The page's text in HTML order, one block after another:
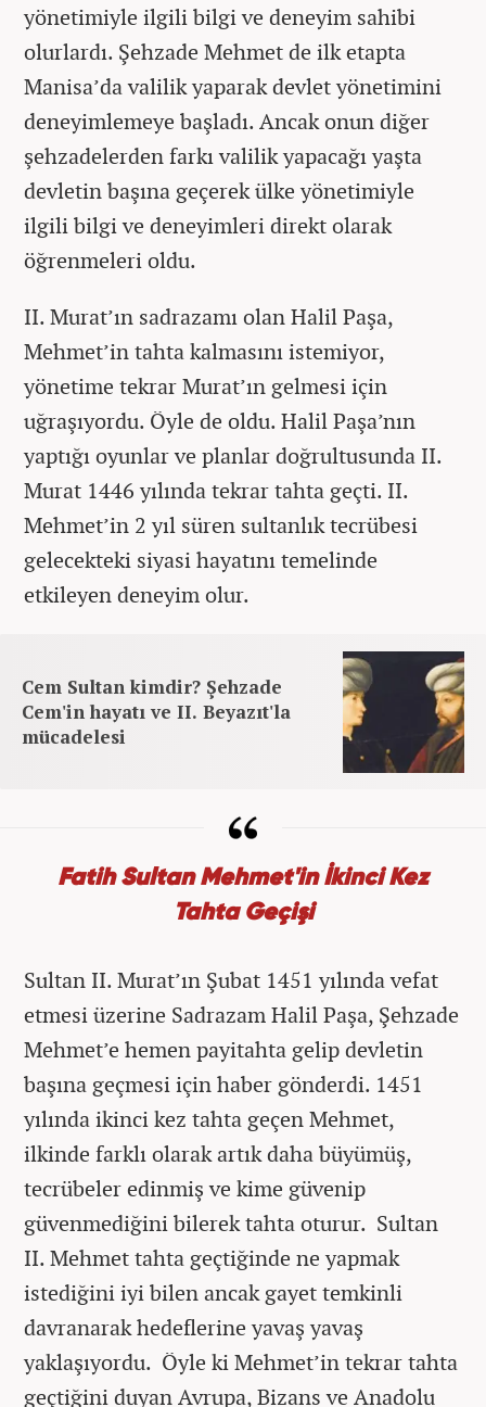
yönetimiyle ilgili bilgi ve deneyim sahibi
olurlardı. Şehzade Mehmet de ilk etapta
Manisa’da valilik yaparak devlet yönetimini
deneyimlemeye başladı. Ancak onun diğer
şehzadelerden farkı valilik yapacağı yaşta
devletin başına geçerek ülke yönetimiyle
ilgili bilgi ve deneyimleri direkt olarak
öğrenmeleri oldu.
II. Murat’ın sadrazamı olan Halil Paşa,
Mehmet’in tahta kalmasını istemiyor,
yönetime tekrar Murat’ın gelmesi için
uğraşıyordu. Öyle de oldu. Halil Paşa’nın
yaptığı oyunlar ve planlar doğrultusunda II.
Murat 1446 yılında tekrar tahta geçti. II.
Mehmet’in 2 yıl süren sultanlık tecrübesi
gelecekteki siyasi hayatını temelinde
etkileyen deneyim olur.
Cem Sultan kimdir? Şehzade
Cem'in hayatı ve II. Beyazıt'la
mücadelesi
Fatih Sultan Mehmet'in İkinci Kez
Tahta Geçişi
Sultan II. Murat’ın Şubat 1451 yılında vefat
etmesi üzerine Sadrazam Halil Paşa, Şehzade
Mehmet’e hemen payitahta gelip devletin
başına geçmesi için haber gönderdi. 1451
yılında ikinci kez tahta geçen Mehmet,
ilkinde farklı olarak artık daha büyümüş,
tecrübeler edinmiş ve kime güvenip
güvenmediğini bilerek tahta oturur. Sultan
II. Mehmet tahta geçtiğinde ne yapmak
istediğini iyi bilen ancak gayet temkinli
davranarak hedeflerine yavaş yavaş
yaklaşıyordu. Öyle ki Mehmet’in tekrar tahta
geçtiğini duyan Avrupa, Bizans ve Anadolu